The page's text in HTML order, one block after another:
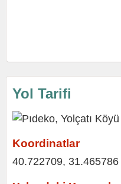
Yol Tarifi
Koordinatlar
40.722709, 31.465786